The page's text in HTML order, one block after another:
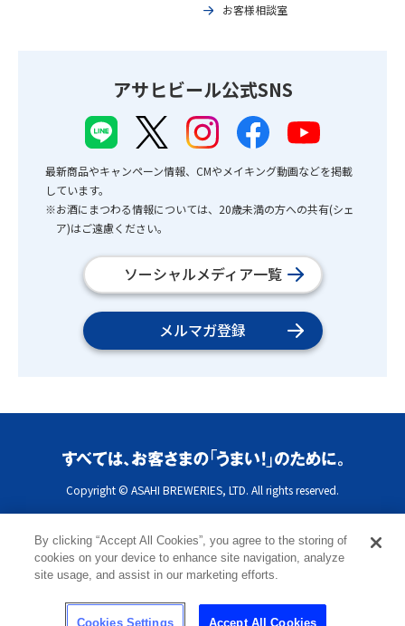
お客様相談室
アサヒビール公式SNS
最新商品やキャンペーン情報、CMやメイキング動画などを掲載
しています。
※お酒にまつわる情報については、20歳未満の方への共有(シェ
ア)はご遠慮ください。
ソーシャルメディア一覧
メルマガ登録
Copyright © ASAHI BREWERIES, LTD. All rights reserved.
By clicking “Accept All Cookies”, you agree to the storing of
cookies on your device to enhance site navigation, analyze
site usage, and assist in our marketing efforts.
Cookies Settings Accept All Cookies